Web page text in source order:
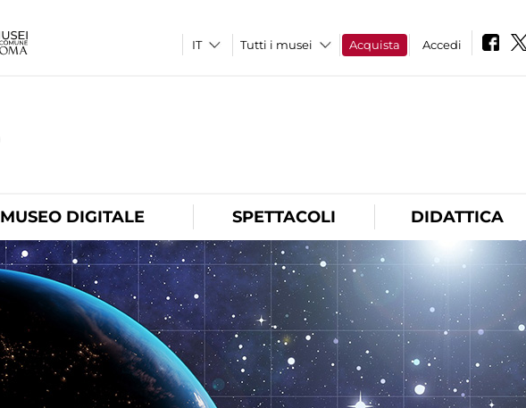
Tutti i musei Acquista Accedi
MUSEO DIGITALE SPETTACOLI DIDATTICA